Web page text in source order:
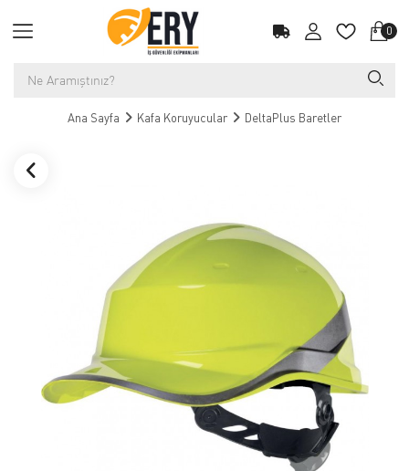
0
Ana Sayfa Kafa Koruyucular DeltaPlus Baretler